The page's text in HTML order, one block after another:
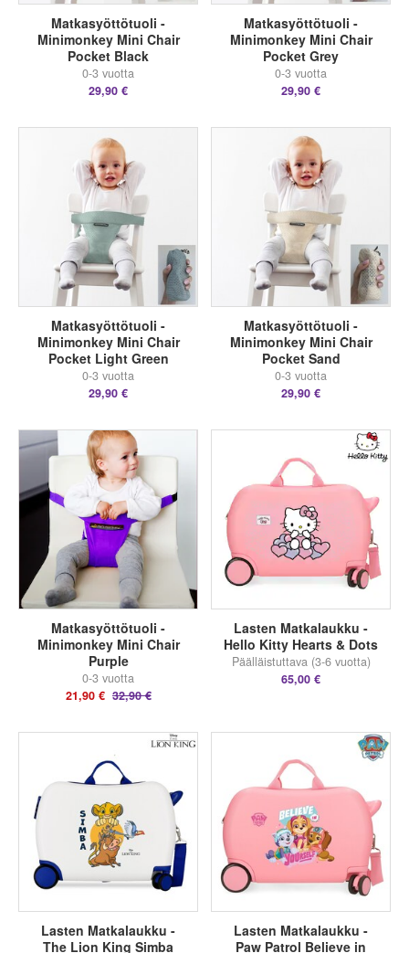
Matkasyöttötuoli -
Minimonkey Mini Chair
Pocket Black
0-3 vuotta
29,90 €
Matkasyöttötuoli -
Minimonkey Mini Chair
Pocket Grey
0-3 vuotta
29,90 €
Matkasyöttötuoli -
Minimonkey Mini Chair
Pocket Light Green
0-3 vuotta
29,90 €
Matkasyöttötuoli -
Minimonkey Mini Chair
Pocket Sand
0-3 vuotta
29,90 €
Matkasyöttötuoli -
Minimonkey Mini Chair
Purple
0-3 vuotta
21,90 € 32,90 €
Lasten Matkalaukku -
Hello Kitty Hearts & Dots
Päälläistuttava (3-6 vuotta)
65,00 €
Lasten Matkalaukku -
The Lion King Simba
Lasten Matkalaukku -
Paw Patrol Believe in